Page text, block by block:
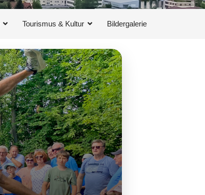
Tourismus & Kultur Bildergalerie